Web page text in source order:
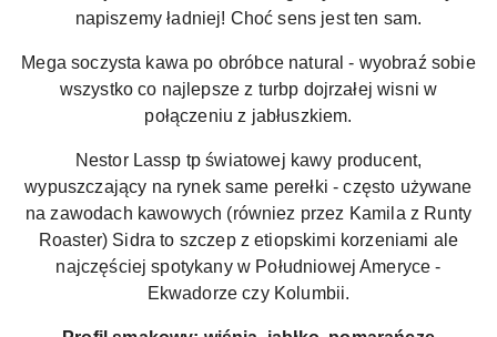
napiszemy ładniej! Choć sens jest ten sam.
Mega soczysta kawa po obróbce natural - wyobraź sobie
wszystko co najlepsze z turbp dojrzałej wisni w
połączeniu z jabłuszkiem.
Nestor Lassp tp światowej kawy producent,
wypuszczający na rynek same perełki - często używane
na zawodach kawowych (równiez przez Kamila z Runty
Roaster) Sidra to szczep z etiopskimi korzeniami ale
najczęściej spotykany w Południowej Ameryce -
Ekwadorze czy Kolumbii.